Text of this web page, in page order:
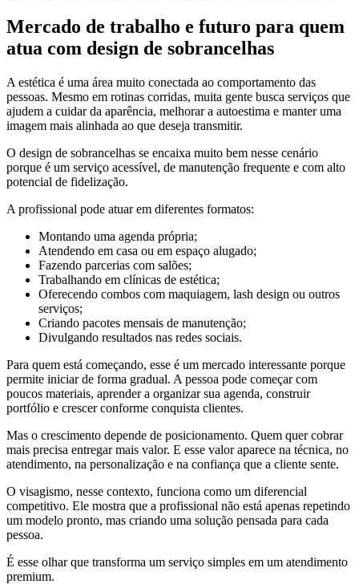
Mercado de trabalho e futuro para quem
atua com design de sobrancelhas
A estética é uma área muito conectada ao comportamento das
pessoas. Mesmo em rotinas corridas, muita gente busca serviços que
ajudem a cuidar da aparência, melhorar a autoestima e manter uma
imagem mais alinhada ao que deseja transmitir.
O design de sobrancelhas se encaixa muito bem nesse cenário
porque é um serviço acessível, de manutenção frequente e com alto
potencial de fidelização.
A profissional pode atuar em diferentes formatos:
Montando uma agenda própria;
Atendendo em casa ou em espaço alugado;
Fazendo parcerias com salões;
Trabalhando em clínicas de estética;
Oferecendo combos com maquiagem, lash design ou outros
serviços;
Criando pacotes mensais de manutenção;
Divulgando resultados nas redes sociais.
Para quem está começando, esse é um mercado interessante porque
permite iniciar de forma gradual. A pessoa pode começar com
poucos materiais, aprender a organizar sua agenda, construir
portfólio e crescer conforme conquista clientes.
Mas o crescimento depende de posicionamento. Quem quer cobrar
mais precisa entregar mais valor. E esse valor aparece na técnica, no
atendimento, na personalização e na confiança que a cliente sente.
O visagismo, nesse contexto, funciona como um diferencial
competitivo. Ele mostra que a profissional não está apenas repetindo
um modelo pronto, mas criando uma solução pensada para cada
pessoa.
É esse olhar que transforma um serviço simples em um atendimento
premium.